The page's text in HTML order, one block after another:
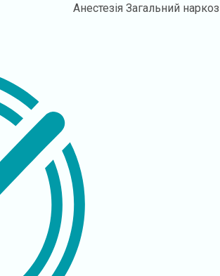
АнестезіяЗагальний наркоз